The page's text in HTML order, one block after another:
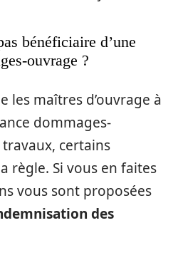
bénéficiaire d’une
ouvrage ?
les maîtres d’ouvrage à
dommages-
certains
règle. Si vous en faites
vous sont proposées
des